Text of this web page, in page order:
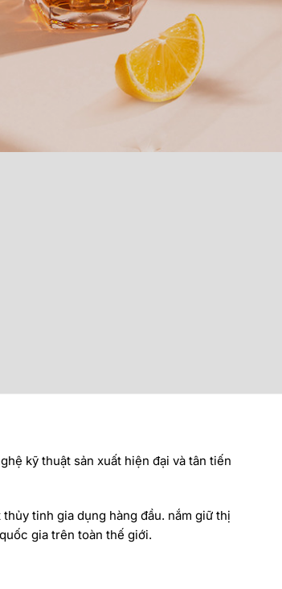
kỹ thuật sản xuất hiện đại và tân tiến
tinh gia dụng hàng đầu. nắm giữ thị
gia trên toàn thế giới.